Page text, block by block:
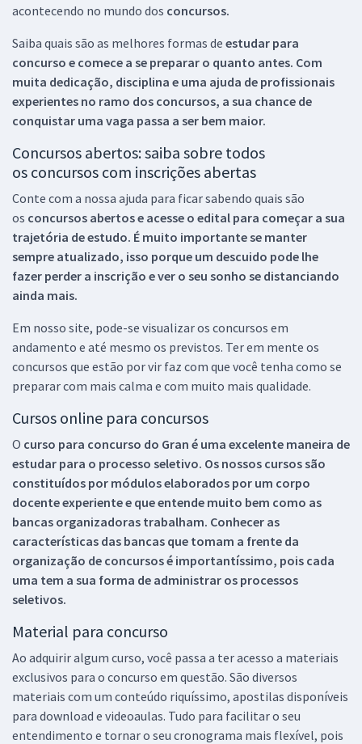
acontecendo no mundo dos concursos.
Saiba quais são as melhores formas de estudar para
concurso e comece a se preparar o quanto antes. Com
muita dedicação, disciplina e uma ajuda de profissionais
experientes no ramo dos concursos, a sua chance de
conquistar uma vaga passa a ser bem maior.
Concursos abertos: saiba sobre todos
os concursos com inscrições abertas
Conte com a nossa ajuda para ficar sabendo quais são
os concursos abertos e acesse o edital para começar a sua
trajetória de estudo. É muito importante se manter
sempre atualizado, isso porque um descuido pode lhe
fazer perder a inscrição e ver o seu sonho se distanciando
ainda mais.
Em nosso site, pode-se visualizar os concursos em
andamento e até mesmo os previstos. Ter em mente os
concursos que estão por vir faz com que você tenha como se
preparar com mais calma e com muito mais qualidade.
Cursos online para concursos
O curso para concurso do Gran é uma excelente maneira de
estudar para o processo seletivo. Os nossos cursos são
constituídos por módulos elaborados por um corpo
docente experiente e que entende muito bem como as
bancas organizadoras trabalham. Conhecer as
características das bancas que tomam a frente da
organização de concursos é importantíssimo, pois cada
uma tem a sua forma de administrar os processos
seletivos.
Material para concurso
Ao adquirir algum curso, você passa a ter acesso a materiais
exclusivos para o concurso em questão. São diversos
materiais com um conteúdo riquíssimo, apostilas disponíveis
para download e videoaulas. Tudo para facilitar o seu
entendimento e tornar o seu cronograma mais flexível, pois